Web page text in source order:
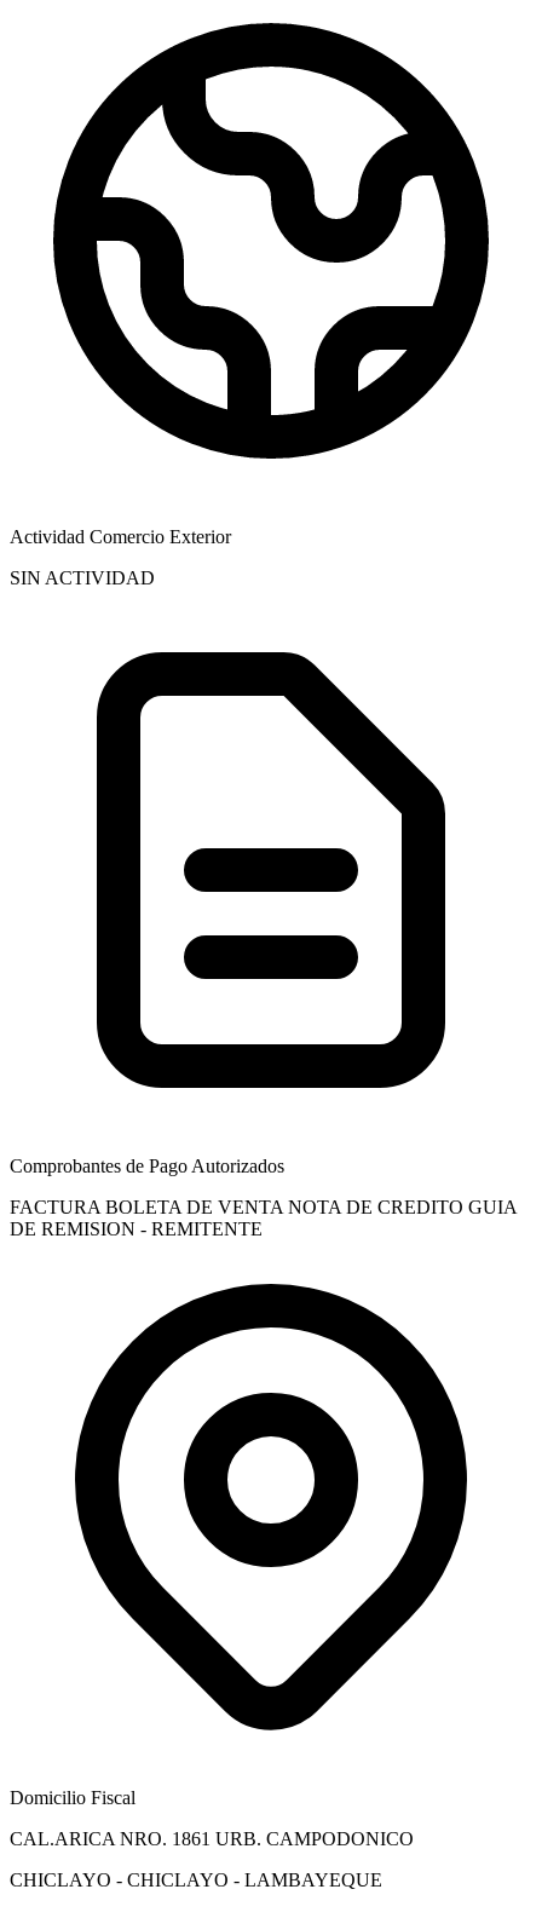
Actividad Comercio Exterior
SIN ACTIVIDAD
Comprobantes de Pago Autorizados
FACTURA BOLETA DE VENTA NOTA DE CREDITO GUIA
DE REMISION - REMITENTE
Domicilio Fiscal
CAL.ARICA NRO. 1861 URB. CAMPODONICO
CHICLAYO - CHICLAYO - LAMBAYEQUE